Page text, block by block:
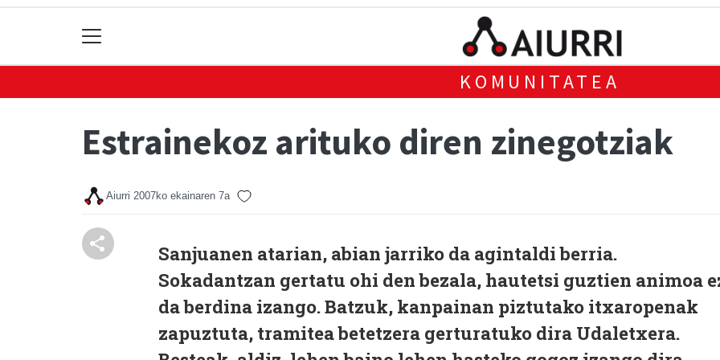
KOMUNITATEA
Estrainekoz arituko diren zinegotziak
Aiurri 2007ko ekainaren 7a
Sanjuanen atarian, abian jarriko da agintaldi berria.
Sokadantzan gertatu ohi den bezala, hautetsi guztien animoa
da berdina izango. Batzuk, kanpainan piztutako itxaropenak
zapuztuta, tramitea betetzera gerturatuko dira Udaletxera.